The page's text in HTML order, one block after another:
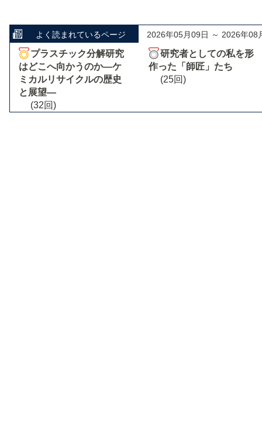
よく読まれているページ 2026年05月09日 ～ 2026年08
プラスチック分解研究
はどこへ向かうのか―ケ
ミカルリサイクルの歴史
と展望―
(32回)
研究者としての私を形
作った「師匠」たち
(25回)